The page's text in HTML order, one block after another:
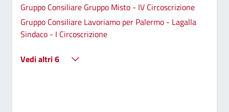
Gruppo Consiliare Gruppo Misto - IV Circoscrizione
Gruppo Consiliare Lavoriamo per Palermo - Lagalla
Sindaco - I Circoscrizione
Vedi altri 6